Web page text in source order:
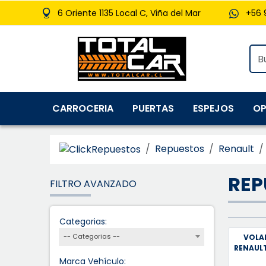
6 Oriente 1135 Local C, Viña del Mar +56
CARROCERIA PUERTAS ESPEJOS
Repuestos Renault
FILTRO AVANZADO
Categorias:
-- Categorias --
Marca Vehículo: